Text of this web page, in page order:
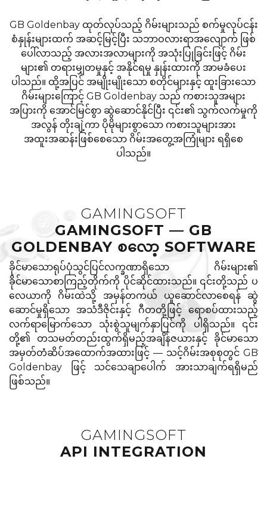
GB Goldenbay ထုတ်လုပ်သည့် ဂိမ်းများသည် စက်မှုလုပ်ငန်း
စံနှုန်းများထက် အဆင့်မြင့်ပြီး သဘာဝလားရာအလျောက် ဖြစ်
ပေါ်လာသည့် အလားအလာများကို အသုံးပြုခြင်းဖြင့် ဂိမ်း
များ၏ တရားမျှတမှုနှင့် အနိုင်ရမှု နှုန်းထားကို အာမခံပေး
ပါသည်။ ထို့အပြင် အမျိုးမျိုးသော စတိုင်များနှင့် ထူးခြားသော
ဂိမ်းများကြောင့် GB Goldenbay သည် ကစားသူအများ
အပြားကို အောင်မြင်စွာ ဆွဲဆောင်နိုင်ပြီး ၎င်း၏ သွက်လက်မှုကို
အလွန် တိုးချဲ့ကာ ပိုမိုများစွာသော ကစားသူများအား
အထူးအဆန်းဖြစ်စေသော ဂိမ်းအတွေ့အကြုံများ ရရှိစေ
ပါသည်။
GAMINGSOFT
GAMINGSOFT — GB
GOLDENBAY စလော့ SOFTWARE
ခိုင်မာသောရုပ်ပုံသွင်ပြင်လက္ခဏာရှိသော ဂိမ်းများ၏
ခိုင်မာသောစာကြည့်တိုက်ကို ပိုင်ဆိုင်ထားသည်။ ၎င်းတို့သည် ပ
လေယာကို ဂိမ်းထဲသို့ အမှန်တကယ် ယူဆောင်လာစေရန် ဆွဲ
ဆောင်မှုရှိသော အသံဒီဇိုင်းနှင့် ဂီတတို့ဖြင့် ရောစပ်ထားသည့်
လက်ရာမြောက်သော သုံးစွဲသူမျက်နှာပြင်ကို ပါရှိသည်။ ၎င်း
တို့၏ တသမတ်တည်းထွက်ရှိမည့်အချိန်ဇယားနှင့် ခိုင်မာသော
အမှတ်တံဆိပ်အထောက်အထားဖြင့် — သင့်ဂိမ်းအစုစုတွင် GB
Goldenbay ဖြင့် သင်သေချာပေါက် အားသာချက်ရရှိမည်
ဖြစ်သည်။
GAMINGSOFT
API INTEGRATION